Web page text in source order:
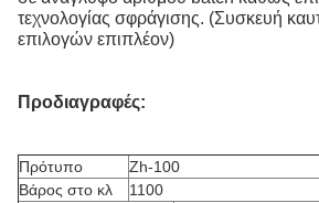
τεχνολογίας σφράγισης. (Συσκευή
επιλογών επιπλέον)
Προδιαγραφές:
Πρότυπο
Zh-100
Βάρος στο κλ
1100